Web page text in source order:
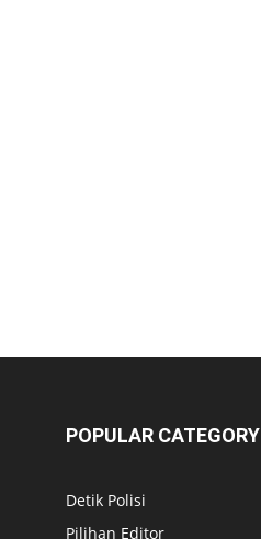
POPULAR CATEGORY
Detik Polisi
Pilihan Editor